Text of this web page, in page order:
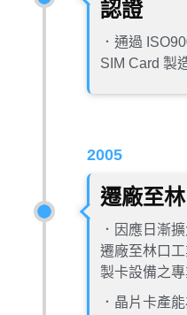
認證
．通過
SIM Card 製
2005
遷廠至
．因應日漸
遷廠至林口
製卡設備之專
．晶片卡產